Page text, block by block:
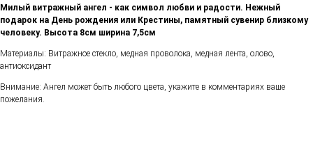
Милый витражный ангел - как символ любви и радости. Нежный
подарок на День рождения или Крестины, памятный сувенир близкому
человеку. Высота 8см ширина 7,5см
Материалы: Витражное стекло, медная проволока, медная лента, олово,
антиоксидант
Внимание: Ангел может быть любого цвета, укажите в комментариях ваше
пожелания.